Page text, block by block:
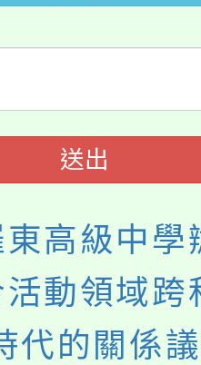
師甄選結果(
學年度第
化大學推廣
溝通分析基
生輔導中心
輔導、社會
名參加。
送出
高級中
動領域跨
代的關係